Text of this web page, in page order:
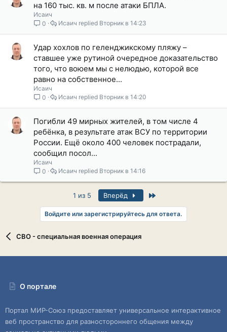
на 160 тыс. кв. м после атаки БПЛА.
Исаич
0
Вторник в 14:23
Исаич
Удар хохлов по геленджикскому пляжу –
ставшее уже рутиной очередное доказательство
того, что воюем мы с нелюдью, которой все
равно на собственное...
Исаич
0
Вторник в 14:20
Исаич
Погибли 49 мирных жителей, в том числе 4
ребёнка, в результате атак ВСУ по территории
России. Ещё около 400 человек пострадали,
сообщил посол...
Исаич
0
Вторник в 14:16
Исаич
1 из 5 Вперёд
Войдите или зарегистрируйтесь для ответа.
СВО - специальная военная операция
О портале
Портал МИР-Союз предоставляет универсальное интерактивное
веб пространство для разностороннего общения между